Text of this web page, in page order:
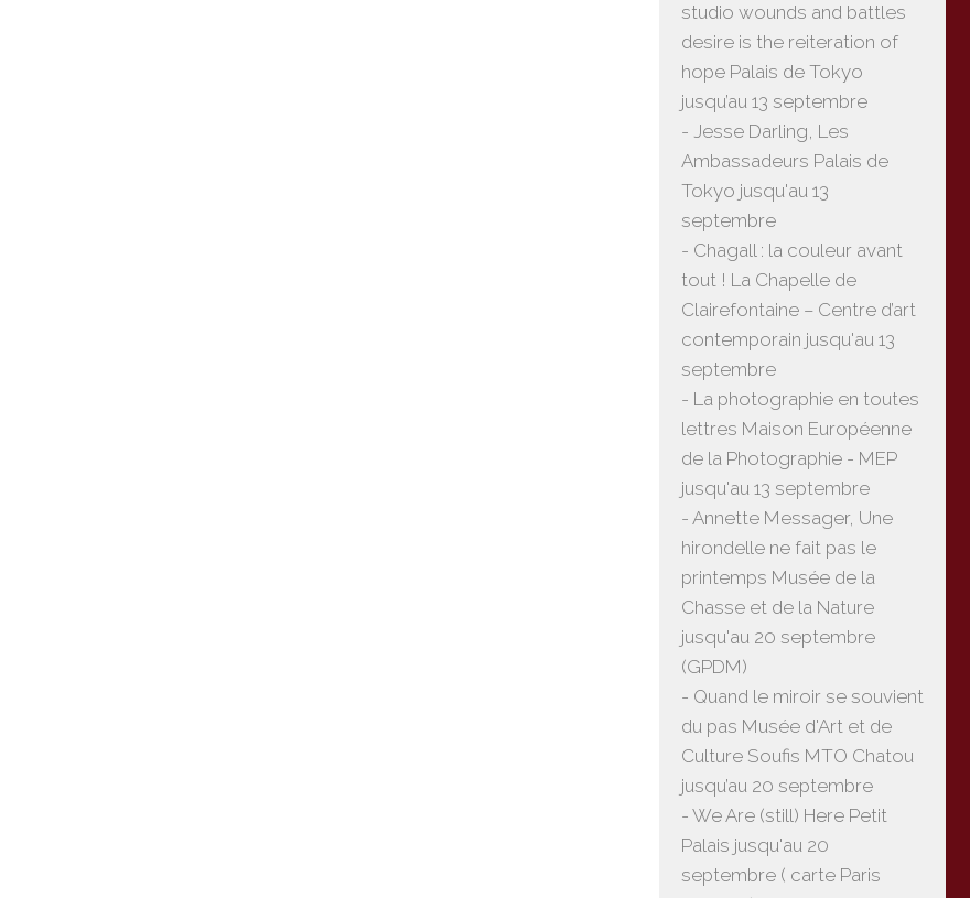
studio wounds and battles
desire is the reiteration of
hope Palais de Tokyo
jusqu’au 13 septembre
- Jesse Darling, Les
Ambassadeurs Palais de
Tokyo jusqu'au 13
septembre
- Chagall : la couleur avant
tout ! La Chapelle de
Clairefontaine – Centre d’art
contemporain jusqu'au 13
septembre
- La photographie en toutes
lettres Maison Européenne
de la Photographie - MEP
jusqu'au 13 septembre
- Annette Messager, Une
hirondelle ne fait pas le
printemps Musée de la
Chasse et de la Nature
jusqu'au 20 septembre
(GPDM)
- Quand le miroir se souvient
du pas Musée d'Art et de
Culture Soufis MTO Chatou
jusqu’au 20 septembre
- We Are (still) Here Petit
Palais jusqu'au 20
septembre ( carte Paris